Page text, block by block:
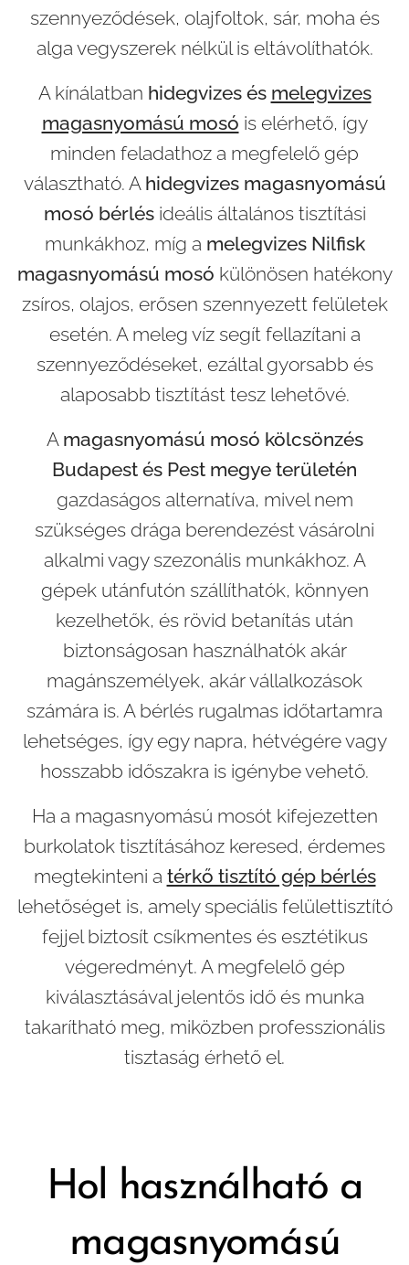
szennyeződések, olajfoltok, sár, moha és
alga vegyszerek nélkül is eltávolíthatók.
A kínálatban hidegvizes és melegvizes
magasnyomású mosó is elérhető, így
minden feladathoz a megfelelő gép
választható. A hidegvizes magasnyomású
mosó bérlésideális általános tisztítási
munkákhoz, míg a melegvizes Nilfisk
magasnyomású mosó különösen hatékony
zsíros, olajos, erősen szennyezett felületek
esetén. A meleg víz segít fellazítani a
szennyeződéseket, ezáltal gyorsabb és
alaposabb tisztítást tesz lehetővé.
A magasnyomású mosó kölcsönzés
Budapest és Pest megye területén
gazdaságos alternatíva, mivel nem
szükséges drága berendezést vásárolni
alkalmi vagy szezonális munkákhoz. A
gépek utánfutón szállíthatók, könnyen
kezelhetők, és rövid betanítás után
biztonságosan használhatók akár
magánszemélyek, akár vállalkozások
számára is. A bérlés rugalmas időtartamra
lehetséges, így egy napra, hétvégére vagy
hosszabb időszakra is igénybe vehető.
Ha a magasnyomású mosót kifejezetten
burkolatok tisztításához keresed, érdemes
megtekinteni a térkő tisztító gép bérlés
lehetőséget is, amely speciális felülettisztító
fejjel biztosít csíkmentes és esztétikus
végeredményt. A megfelelő gép
kiválasztásával jelentős idő és munka
takarítható meg, miközben professzionális
tisztaság érhető el.
Hol használható a
magasnyomású